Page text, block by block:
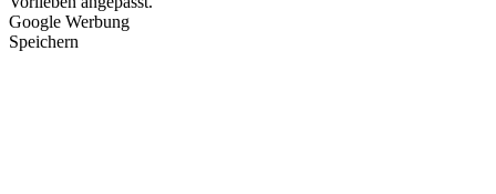
Google Werbung
Speichern